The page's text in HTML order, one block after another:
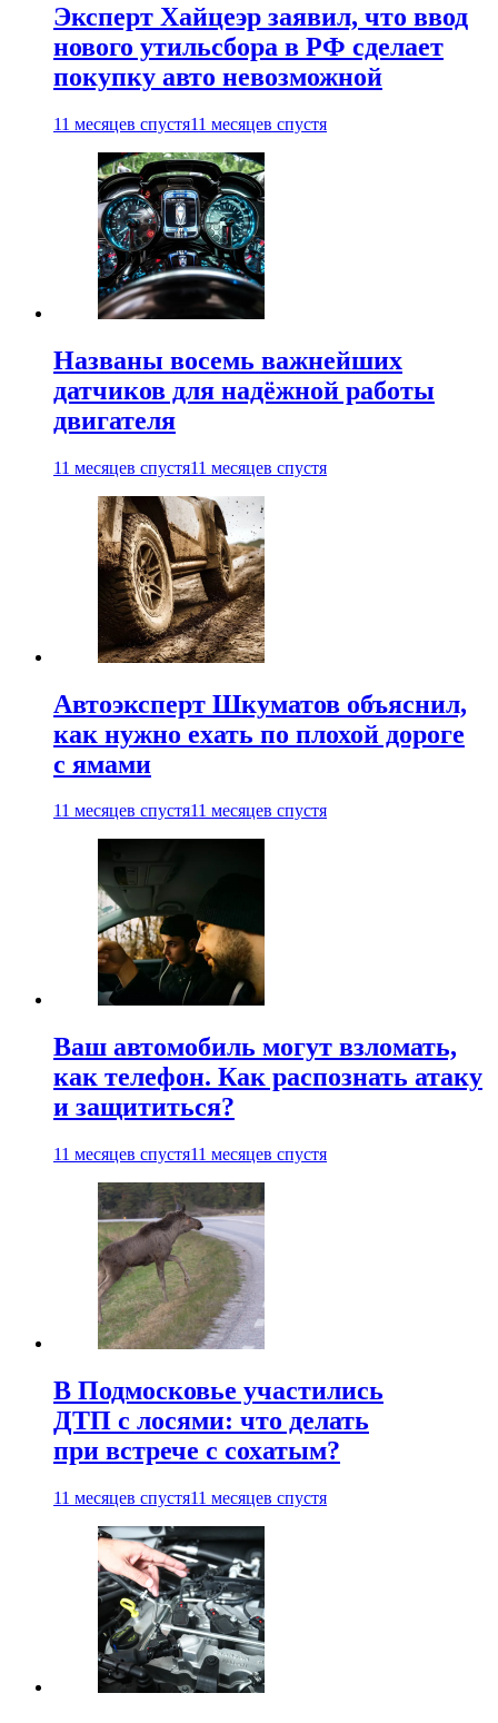
Эксперт Хайцеэр заявил, что ввод
нового утильсбора в РФ сделает
покупку авто невозможной
11 месяцев спустя11 месяцев спустя
Названы восемь важнейших
датчиков для надёжной работы
двигателя
11 месяцев спустя11 месяцев спустя
Автоэксперт Шкуматов объяснил,
как нужно ехать по плохой дороге
с ямами
11 месяцев спустя11 месяцев спустя
Ваш автомобиль могут взломать,
как телефон. Как распознать атаку
и защититься?
11 месяцев спустя11 месяцев спустя
В Подмосковье участились
ДТП с лосями: что делать
при встрече с сохатым?
11 месяцев спустя11 месяцев спустя